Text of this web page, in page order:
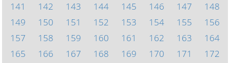
141
142 143 144 145 146 147
148
149
150 151 152 153 154 155
156
157
158 159 160 161 162 163
164
165
166 167 168 169 170 171
172